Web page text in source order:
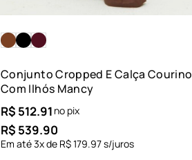
Conjunto Cropped E Calça Courino
Com Ilhós Mancy
R$ 512.91 no pix
R$ 539.90
Em até3x de R$179.97s/juros